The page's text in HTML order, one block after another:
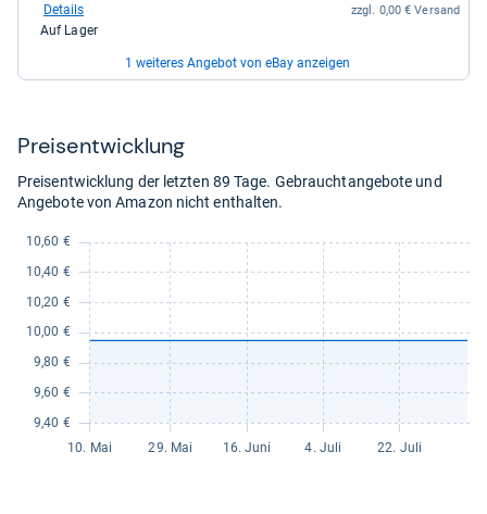
eBay
zzgl. 0,00 € Versand
Details
Auf Lager
1 weiteres Angebot von eBay anzeigen
eBay
19,65
kaufen.
Details
Auf Lager
Preis­ent­wick­lung
Preisentwicklung der letzten 89 Tage. Gebrauchtangebote und
Angebote von Amazon nicht enthalten.